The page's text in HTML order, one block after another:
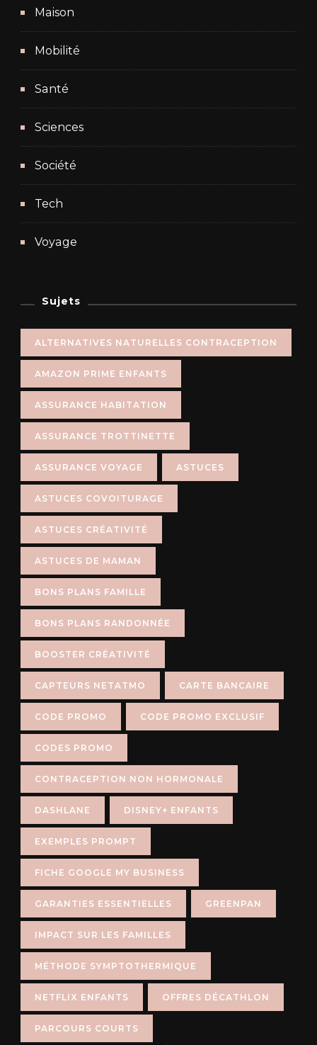
Maison
Mobilité
Santé
Sciences
Société
Tech
Voyage
Sujets
ALTERNATIVES NATURELLES CONTRACEPTION
AMAZON PRIME ENFANTS
ASSURANCE HABITATION
ASSURANCE TROTTINETTE
ASSURANCE VOYAGE ASTUCES
ASTUCES COVOITURAGE
ASTUCES CRÉATIVITÉ
ASTUCES DE MAMAN
BONS PLANS FAMILLE
BONS PLANS RANDONNÉE
BOOSTER CRÉATIVITÉ
CAPTEURS NETATMO CARTE BANCAIRE
CODE PROMO CODE PROMO EXCLUSIF
CODES PROMO
CONTRACEPTION NON HORMONALE
DASHLANE DISNEY+ ENFANTS
EXEMPLES PROMPT
FICHE GOOGLE MY BUSINESS
GARANTIES ESSENTIELLES GREENPAN
IMPACT SUR LES FAMILLES
MÉTHODE SYMPTOTHERMIQUE
NETFLIX ENFANTS OFFRES DÉCATHLON
PARCOURS COURTS